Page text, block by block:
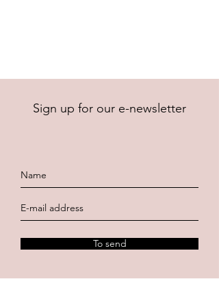
Sign up for our e-newsletter
To send